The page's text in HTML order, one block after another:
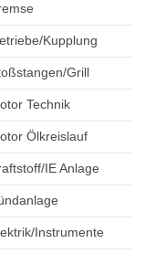
Kupplung
Grill
Technik
Ölkreislauf
IE Anlage
Instrumente